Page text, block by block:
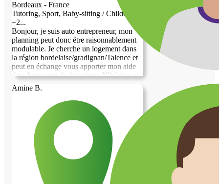
Bordeaux - France
Tutoring, Sport, Baby-sitting / Childcare,
+2...
Bonjour, je suis auto entrepreneur, mon
planning peut donc être raisonnablement
modulable. Je cherche un logement dans
la région bordelaise/gradignan/Talence et
peut en échange vous apporter mon aide
dans beaucoup de domaines. N'hésitez pas
si vous avez des questions :-)
Amine B.